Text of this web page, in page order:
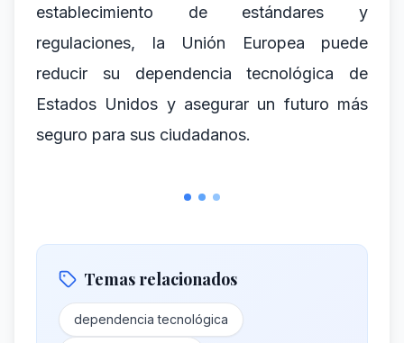
establecimiento de estándares y
regulaciones, la Unión Europea puede
reducir su dependencia tecnológica de
Estados Unidos y asegurar un futuro más
seguro para sus ciudadanos.
Temas relacionados
dependencia tecnológica